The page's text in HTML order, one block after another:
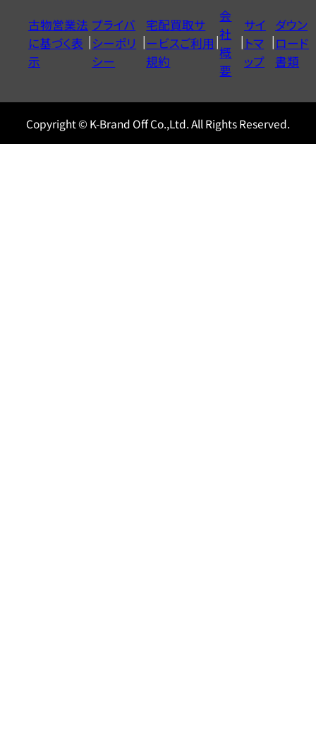
ヤ
ル
0120604117
古物営業法
に基づく表
示
プライバ
シーポリ
シー
宅配買取サ
ービスご利用
規約
会
社
概
要
サイ
トマ
ップ
ダウン
ロード
書類
Copyright © K-Brand Off Co.,Ltd. All Rights Reserved.